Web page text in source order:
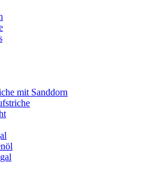
mit Sanddorn